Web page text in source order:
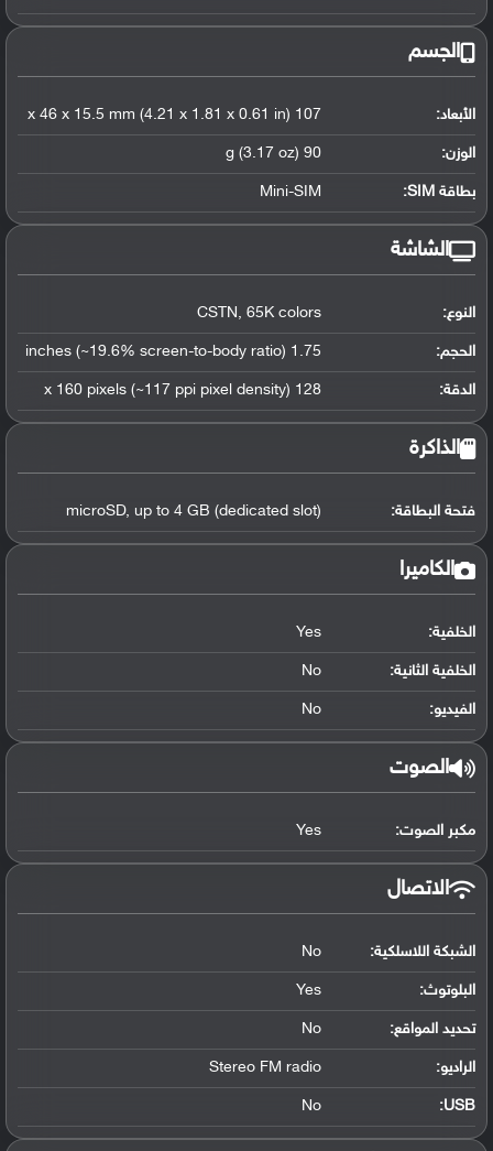
الجسم
الأبعاد: 107 x 46 x 15.5 mm (4.21 x 1.81 x 0.61 in)
الوزن: 90 g (3.17 oz)
بطاقة SIM: Mini-SIM
الشاشة
النوع: CSTN, 65K colors
الحجم: 1.75 inches (~19.6% screen-to-body ratio)
الدقة: 128 x 160 pixels (~117 ppi pixel density)
الذاكرة
فتحة البطاقة: microSD, up to 4 GB (dedicated slot)
الكاميرا
الخلفية: Yes
الخلفية الثانية: No
الفيديو: No
الصوت
مكبر الصوت: Yes
الاتصال
الشبكة اللاسلكية: No
البلوتوث:
Yes
تحديد المواقع:
No
الراديو: Stereo FM radio
USB
:
No